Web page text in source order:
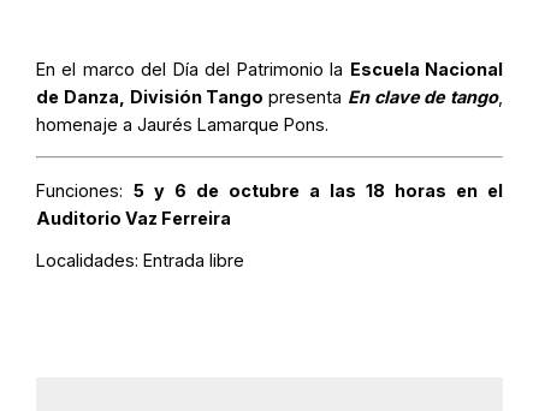
En el marco del Día del Patrimonio la Escuela Nacional
de Danza, División Tango presenta En clave de tango,
homenaje a Jaurés Lamarque Pons.
Funciones: 5 y 6 de octubre a las 18 horas en el
Auditorio Vaz Ferreira
Localidades: Entrada libre